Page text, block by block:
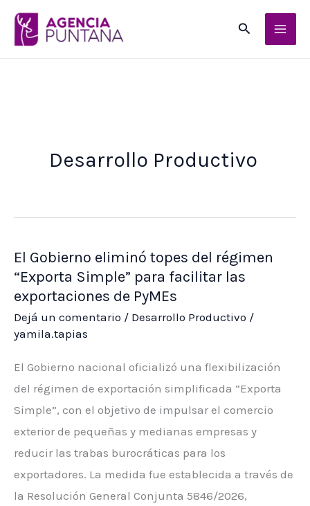
Buscar
Desarrollo Productivo
El Gobierno eliminó topes del régimen
“Exporta Simple” para facilitar las
exportaciones de PyMEs
Dejá un comentario / Desarrollo Productivo /
yamila.tapias
El Gobierno nacional oficializó una flexibilización
del régimen de exportación simplificada “Exporta
Simple”, con el objetivo de impulsar el comercio
exterior de pequeñas y medianas empresas y
reducir las trabas burocráticas para los
exportadores. La medida fue establecida a través de
la Resolución General Conjunta 5846/2026,